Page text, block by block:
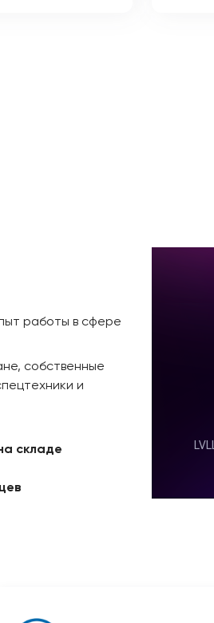
работы в сфере
собственные
и
складе